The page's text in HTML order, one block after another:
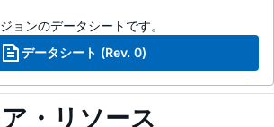
ョンのデータシートです。
データシート (Rev. 0)
・リソース